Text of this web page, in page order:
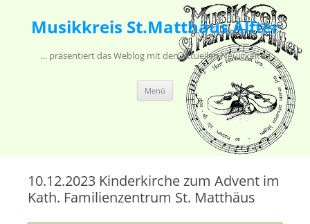
Musikkreis St.Matthäus Alfter
… präsentiert das Weblog mit den aktuellen Neuigkeiten
Menü Zum Inhalt springen
10.12.2023 Kinderkirche zum Advent im
Kath. Familienzentrum St. Matthäus